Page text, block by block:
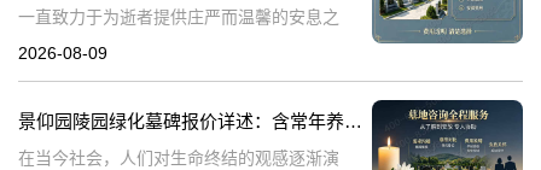
一直致力于为逝者提供庄严而温馨的安息之
地。在众多陵园中，景仰园陵园以其独特的服
售
2026-08-09
景仰园陵园绿化墓碑报价详述：含常年养护，无额外费用
在当今社会，人们对生命终结的观感逐渐演